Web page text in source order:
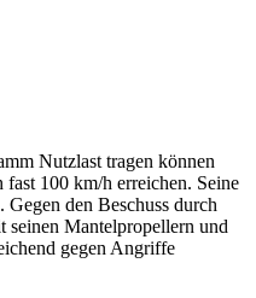
Nutzlast tragen können
100 km/h erreichen. Seine
den Beschuss durch
Mantelpropellern und
gegen Angriffe